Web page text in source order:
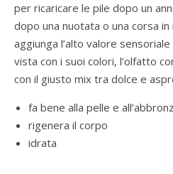
per ricaricare le pile dopo un
dopo una nuotata o una corsa
aggiunga l’alto valore
vista con i suoi colori, l’olfatto
con il giusto mix tra dolce e
fa bene alla pelle e
rigenera il corpo
idrata